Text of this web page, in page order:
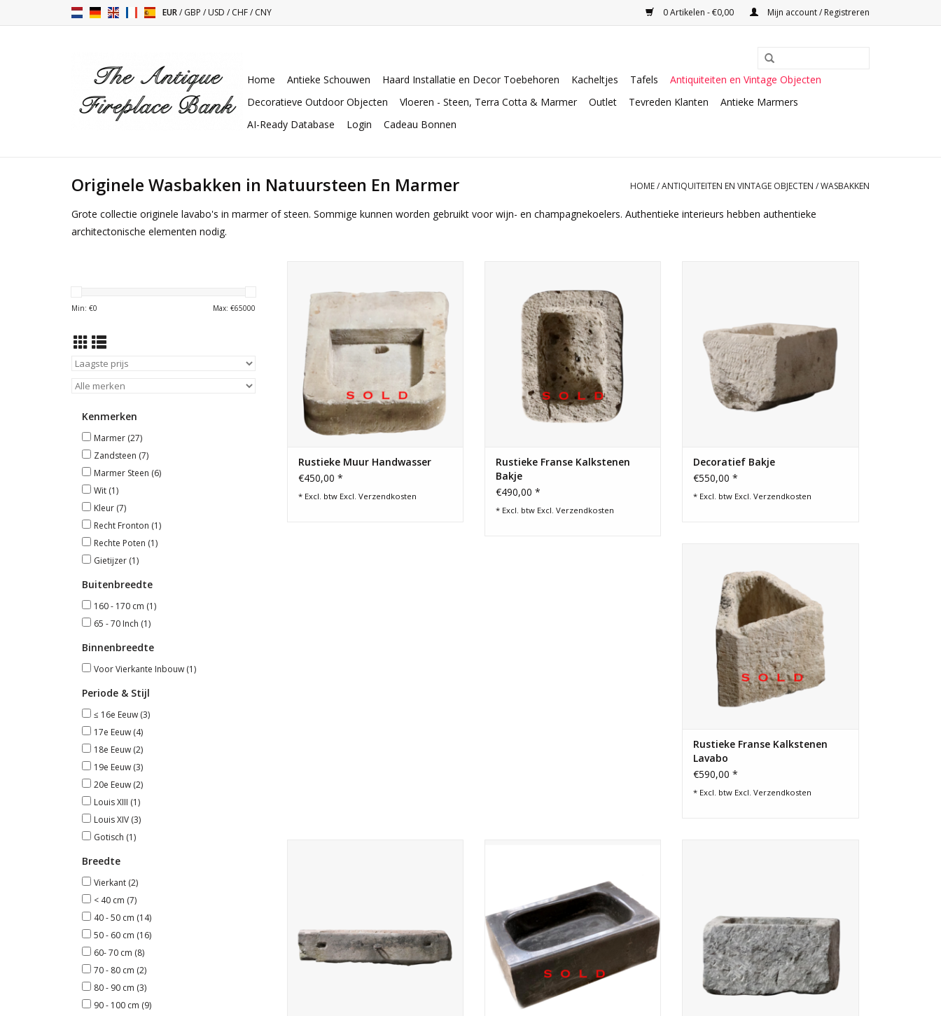
EUR/GBP /USD /CHF/CNY 0 Artikelen - €0,00 Mijn account / Registreren
Home Antieke Schouwen Haard Installatie en Decor Toebehoren Kacheltjes Tafels
Antiquiteiten en Vintage Objecten
Decoratieve Outdoor Objecten
Vloeren - Steen, Terra Cotta & Marmer Outlet Tevreden Klanten
Antieke Marmers
AI-Ready Database
Login Cadeau Bonnen
Originele Wasbakken in Natuursteen En Marmer HOME/ANTIQUITEITEN EN VINTAGE OBJECTEN /WASBAKKEN
Grote collectie originele lavabo's in marmer of steen. Sommige kunnen worden gebruikt voor wijn- en champagnekoelers. Authentieke interieurs hebben authentieke
architectonische elementen nodig.
Min: €0 Max: €65000
Kenmerken
Marmer (27)
Zandsteen (7)
Marmer Steen (6)
Wit (1)
Kleur (7)
Recht Fronton (1)
Rechte Poten (1)
Gietijzer (1)
Buitenbreedte
160 - 170 cm (1)
65 - 70 Inch (1)
Binnenbreedte
Voor Vierkante Inbouw (1)
Periode & Stijl
≤ 16e Eeuw (3)
17e Eeuw (4)
18e Eeuw (2)
19e Eeuw (3)
20e Eeuw (2)
Louis XIII (1)
Louis XIV (3)
Gotisch (1)
Breedte
Vierkant (2)
< 40 cm (7)
40 - 50 cm (14)
50 - 60 cm (16)
60- 70 cm (8)
70 - 80 cm (2)
80 - 90 cm (3)
90 - 100 cm (9)
handwasser past perfect in een rustiek
interieur.
Rustieke Muur Handwasser
€450,00 *
* Excl. btw Excl. Verzendkosten
Rustieke Franse Kalkstenen
Bakje
€490,00 *
* Excl. btw Excl. Verzendkosten
Decoratief Bakje
€550,00 *
* Excl. btw Excl.Verzendkosten
Rustieke Franse Kalkstenen
Lavabo
€590,00 *
* Excl. btw Excl.Verzendkosten